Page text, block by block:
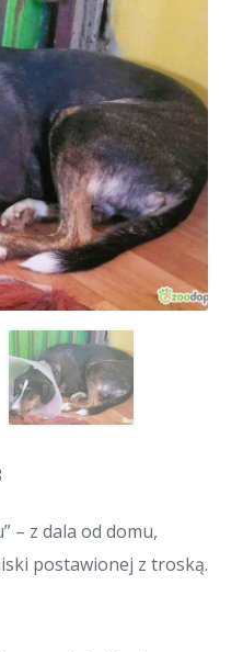
– z dala od domu,
postawionej z troską.